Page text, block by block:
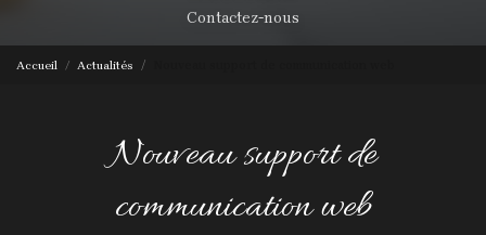
Contactez-nous
Accueil Actualités
Nouveau support de
communication web